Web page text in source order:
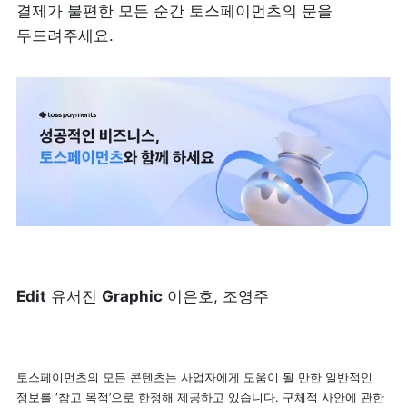
결제가 불편한 모든 순간 토스페이먼츠의 문을
두드려주세요.
Edit 유서진 Graphic 이은호, 조영주
토스페이먼츠의 모든 콘텐츠는 사업자에게 도움이 될 만한 일반적인
정보를 ‘참고 목적’으로 한정해 제공하고 있습니다. 구체적 사안에 관한